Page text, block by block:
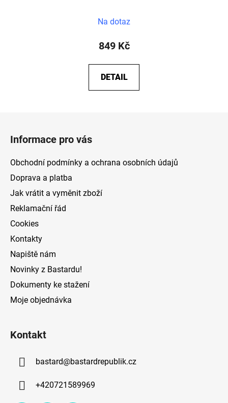
Na dotaz
849 Kč
DETAIL
Informace pro vás
Obchodní podmínky a ochrana osobních údajů
Doprava a platba
Jak vrátit a vyměnit zboží
Reklamační řád
Cookies
Kontakty
Napiště nám
Novinky z Bastardu!
Dokumenty ke stažení
Moje objednávka
Kontakt
bastard@bastardrepublik.cz
+420721589969